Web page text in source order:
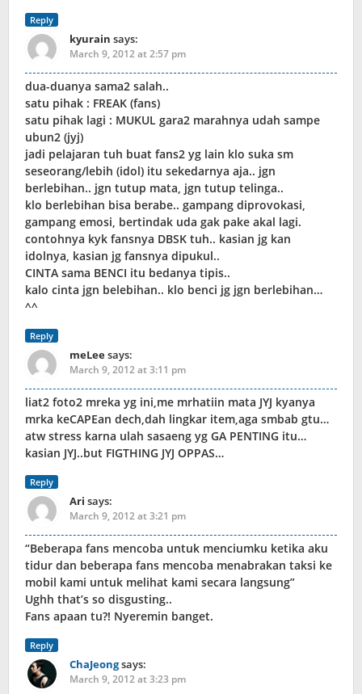
Reply
kyurain says:
March 9, 2012 at 2:57 pm
dua-duanya sama2 salah..
satu pihak : FREAK (fans)
satu pihak lagi : MUKUL gara2 marahnya udah sampe
ubun2 (jyj)
jadi pelajaran tuh buat fans2 yg lain klo suka sm
seseorang/lebih (idol) itu sekedarnya aja.. jgn
berlebihan.. jgn tutup mata, jgn tutup telinga..
klo berlebihan bisa berabe.. gampang diprovokasi,
gampang emosi, bertindak uda gak pake akal lagi.
contohnya kyk fansnya DBSK tuh.. kasian jg kan
idolnya, kasian jg fansnya dipukul..
CINTA sama BENCI itu bedanya tipis..
kalo cinta jgn belebihan.. klo benci jg jgn berlebihan…
^^
Reply
meLeesays:
March 9, 2012 at 3:11 pm
liat2 foto2 mreka yg ini,me mrhatiin mata JYJ kyanya
mrka keCAPEan dech,dah lingkar item,aga smbab gtu…
atw stress karna ulah sasaeng yg GA PENTING itu…
kasian JYJ..but FIGTHING JYJ OPPAS…
Reply
Ari says:
March 9, 2012 at 3:21 pm
“Beberapa fans mencoba untuk menciumku ketika aku
tidur dan beberapa fans mencoba menabrakan taksi ke
mobil kami untuk melihat kami secara langsung”
Ughh that’s so disgusting..
Fans apaan tu?! Nyeremin banget.
Reply
ChaJeongsays:
March 9, 2012 at 3:23 pm